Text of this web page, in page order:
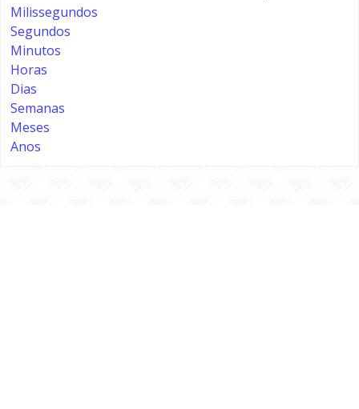
Milissegundos
Segundos
Minutos
Horas
Dias
Semanas
Meses
Anos